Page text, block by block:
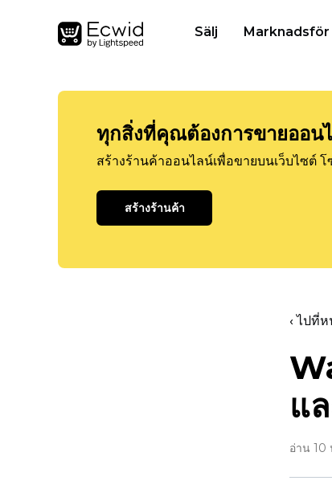
Sälj Marknadsför
ทุกสิ่งที่คุณต้องการขายออน
สร้างร้านค้าออนไลน์เพื่อขายบนเว็บไซต์
สร้างร้านค้า
‹ ไปที่
แ
อ่าน 10